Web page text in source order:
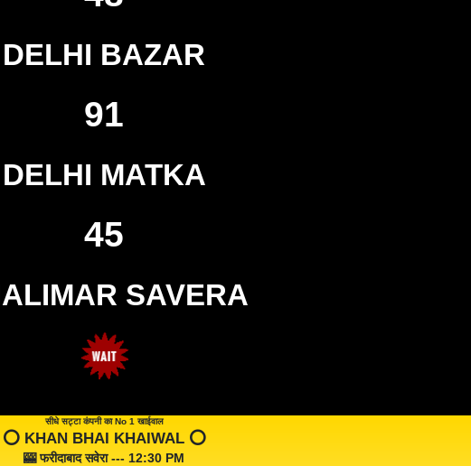
DELHI BAZAR
91
DELHI MATKA
45
SAVERA
सीधे सट्टा कंपनी का No 1 खाईवाल
⭕️ KHAN BHAI KHAIWAL ⭕️
🎰 फरीदाबाद सवेरा --- 12:30 PM